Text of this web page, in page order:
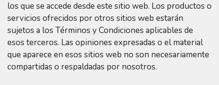
los que se accede desde este sitio web. Los productos o
servicios ofrecidos por otros sitios web estarán
sujetos a los Términos y Condiciones aplicables de
esos terceros. Las opiniones expresadas o el material
que aparece en esos sitios web no son necesariamente
compartidas o respaldadas por nosotros.